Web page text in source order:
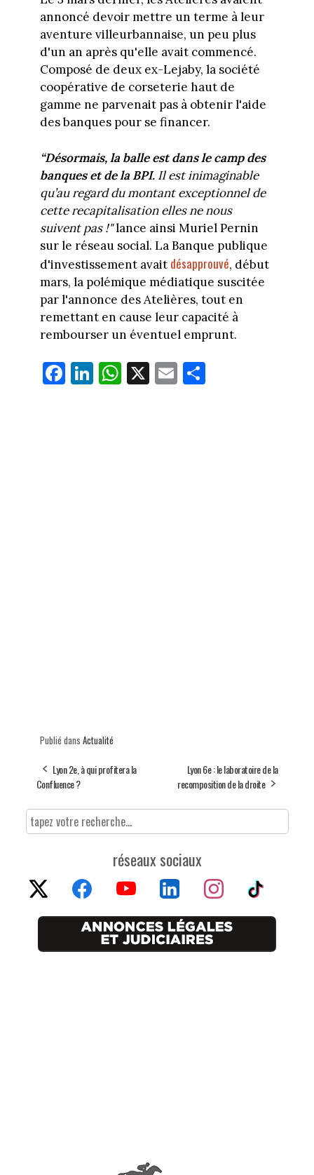
annoncé devoir mettre un terme à leur
aventure villeurbannaise, un peu plus
d'un an après qu'elle avait commencé.
Composé de deux ex-Lejaby, la société
coopérative de corseterie haut de
gamme ne parvenait pas à obtenir l'aide
des banques pour se financer.
“Désormais, la balle est dans le camp des
banques et de la BPI.Il est inimaginable
qu’au regard du montant exceptionnel de
cette recapitalisation elles ne nous
suivent pas !"lance ainsi Muriel Pernin
sur le réseau social. La Banque publique
d'investissement avait désapprouvé, début
mars, la polémique médiatique suscitée
par l'annonce des Atelières, tout en
remettant en cause leur capacité à
rembourser un éventuel emprunt.
Fa
ce
Li
nk
W
ha
X E
m
Pa
rt
Publié dans Actualité
Lyon 2e, à qui profitera la
Confluence ?
Lyon 6e : le laboratoire de la
recomposition de la droite
réseaux sociaux